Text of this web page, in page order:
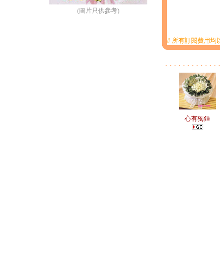
(圖片只供參考)
# 所有訂閱費用均
心有獨鍾